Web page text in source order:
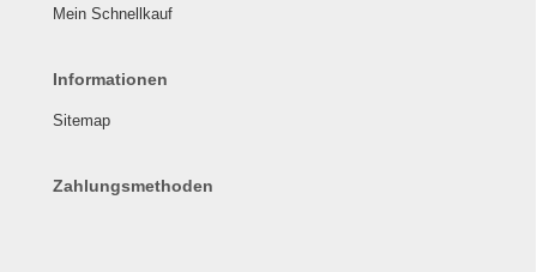
Mein Schnellkauf
Informationen
Sitemap
Zahlungsmethoden